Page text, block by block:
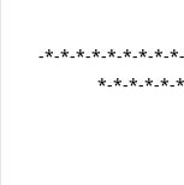
-*-*-*-*-*-*-*-*-
*-*-*-*-*-